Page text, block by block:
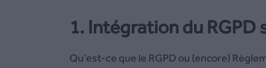
1. Intégration du
Qu’est-ce que le RGPD ou (encore)